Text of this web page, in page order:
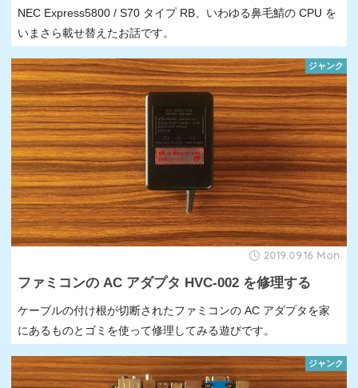
NEC Express5800 / S70 タイプ RB、いわゆる鼻毛鯖の CPU を
いまさら載せ替えたお話です。
ジャンク
2019.09.16 Mon
ファミコンの AC アダプタ HVC-002 を修理する
ケーブルの付け根が切断されたファミコンの AC アダプタを家
にあるものとゴミを使って修理してみる遊びです。
ジャンク